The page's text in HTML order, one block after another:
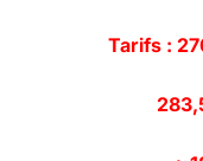
Tarifs :